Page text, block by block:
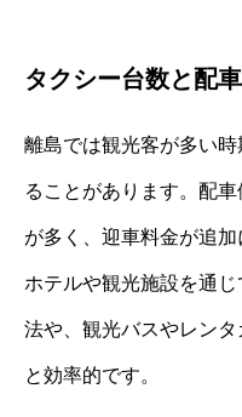
タクシー台数と配
離島では観光客が多い
ることがあります。配
が多く、迎車料金が追
ホテルや観光施設を通
法や、観光バスやレン
と効率的です。